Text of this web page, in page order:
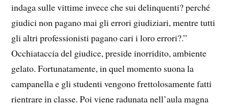
indaga sulle vittime invece che sui delinquenti? perché
giudici non pagano mai gli errori giudiziari, mentre tutti
gli altri professionisti pagano cari i loro errori?.”
Occhiataccia del giudice, preside inorridito, ambiente
gelato. Fortunatamente, in quel momento suona la
campanella e gli studenti vengono frettolosamente fatti
rientrare in classe. Poi viene radunata nell’aula magna